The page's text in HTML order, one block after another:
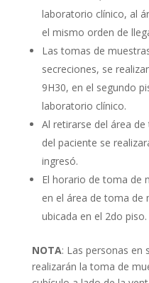
laboratorio clínico, al
el mismo orden de
Las tomas de
secreciones, se
9H30, en el segundo
laboratorio clínico.
Al retirarse del área
del paciente se
ingresó.
El horario de toma de
en el área de toma de
ubicada en el 2do piso.
NOTA: Las personas en
realizarán la toma de